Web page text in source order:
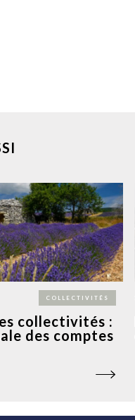
COLLECTIVITÉS
collectivités :
des comptes